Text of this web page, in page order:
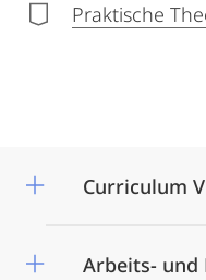
Praktische
Curriculum
Arbeits- und